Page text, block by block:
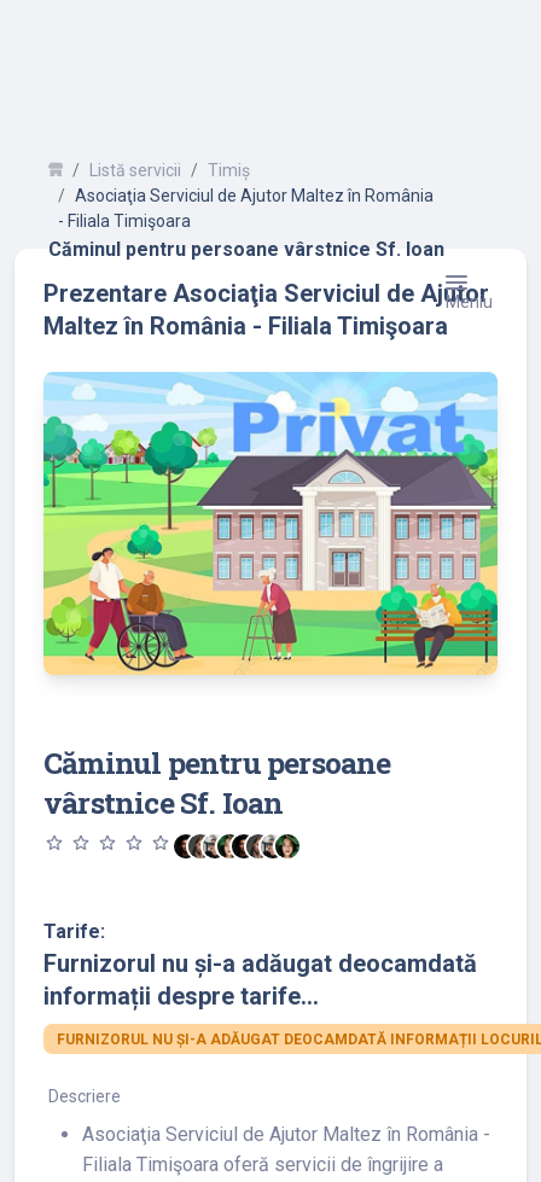
Listă servicii
Timiș
Asociaţia Serviciul de Ajutor Maltez în România
- Filiala Timişoara
Căminul pentru persoane vârstnice Sf. Ioan
Meniu
Prezentare Asociaţia Serviciul de Ajutor
Maltez în România - Filiala Timişoara
Căminul pentru persoane
vârstnice Sf. Ioan
star_outline star_outline star_outline star_outline star_outline
Tarife:
Furnizorul nu și-a adăugat deocamdată
informații despre tarife...
FURNIZORUL NU ȘI-A ADĂUGAT DEOCAMDATĂ INFORMAȚII
Descriere
Asociaţia Serviciul de Ajutor Maltez în România -
Filiala Timişoara oferă servicii de îngrijire a